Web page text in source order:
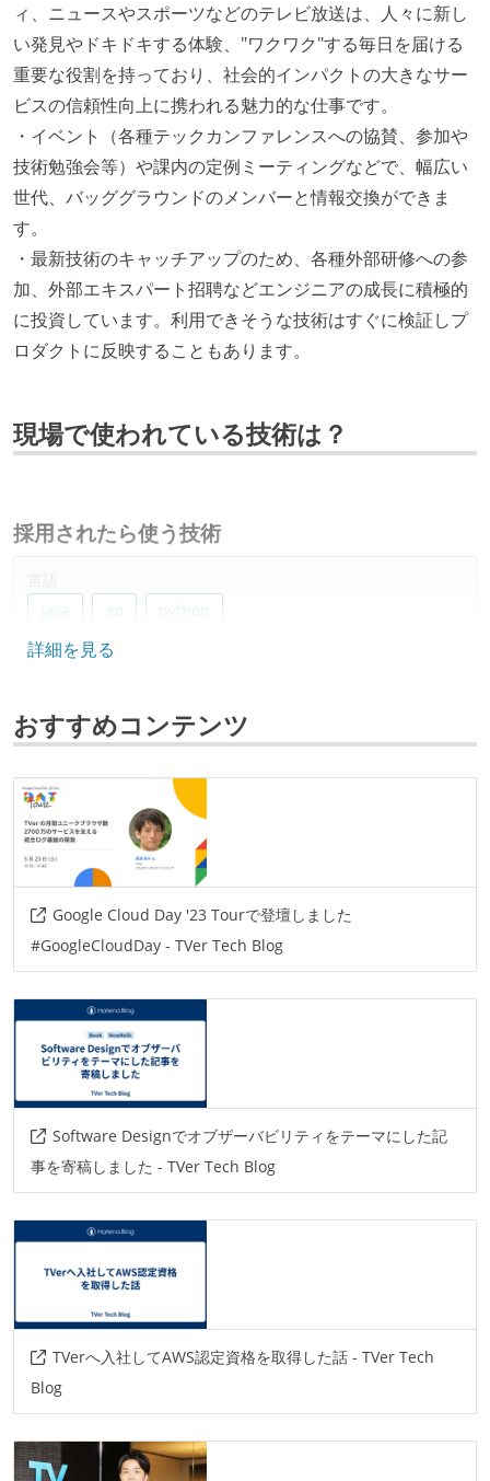
ィ、ニュースやスポーツなどのテレビ放送は、人々に新し
い発見やドキドキする体験、"ワクワク"する毎日を届ける
重要な役割を持っており、社会的インパクトの大きなサー
ビスの信頼性向上に携われる魅力的な仕事です。
・イベント（各種テックカンファレンスへの協賛、参加や
技術勉強会等）や課内の定例ミーティングなどで、幅広い
世代、バッググラウンドのメンバーと情報交換ができま
す。
・最新技術のキャッチアップのため、各種外部研修への参
加、外部エキスパート招聘などエンジニアの成長に積極的
に投資しています。利用できそうな技術はすぐに検証しプ
ロダクトに反映することもあります。
現場で使われている技術は？
採用されたら使う技術
言語
java
go python
フレームワーク
データベース
redis
dynamodb mysql
プロジェクト管理
bitbucket
backlog
情報共有ツール
confluence
slack
その他
springboot
aws
terraform
cloudformation
詳細を見る
おすすめコンテンツ
Google Cloud Day '23 Tourで登壇しました
#GoogleCloudDay - TVer Tech Blog
Software Designでオブザーバビリティをテーマにした記
事を寄稿しました - TVer Tech Blog
TVerへ入社してAWS認定資格を取得した話 - TVer Tech
Blog